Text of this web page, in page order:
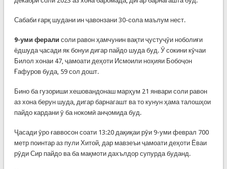
Сабаби ғарқ шудани ин ҷавонзани 30-сола маълум нест.
9-уми ферали соли равон ҳамчунин вақти ҷустуҷӯи ноболиғи
ёдшуда ҷасади як бонуи дигар пайдо шуда буд. Ӯ сокини кӯчаи
Билол хонаи 47, ҷамоати деҳоти Исмоили ноҳияи Бобоҷон
Ғафуров буда, 59 сол дошт.
Бино ба гузориши хешовандонаш марҳум 21 январи соли равон
аз хона берун шуда, дигар барнагашт ва то кунун ҳама талошҳои
пайдо кардани ӯ ба нокомӣ анҷомида буд.
Ҷасади ӯро ғаввосон соати 13:20 дақиқаи рӯи 9-уми феврал 700
метр поинтар аз пули Хитой, дар мавзеъи ҷамоати деҳоти Ёваи
рӯди Сир пайдо ва ба мақмоти дахълдор супурда буданд.